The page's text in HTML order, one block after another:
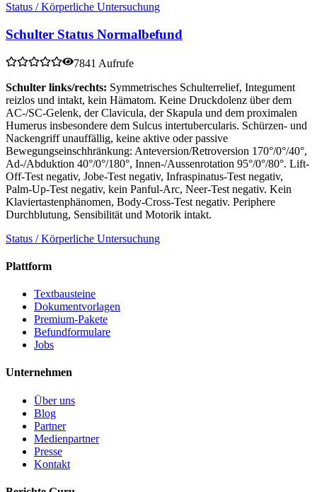
Status / Körperliche Untersuchung
Schulter Status Normalbefund
7841 Aufrufe
Schulter links/rechts: Symmetrisches Schulterrelief, Integument
reizlos und intakt, kein Hämatom. Keine Druckdolenz über dem
AC-/SC-Gelenk, der Clavicula, der Skapula und dem proximalen
Humerus insbesondere dem Sulcus intertubercularis. Schürzen- und
Nackengriff unauffällig, keine aktive oder passive
Bewegungseinschhränkung: Anteversion/Retroversion 170°/0°/40°,
Ad-/Abduktion 40°/0°/180°, Innen-/Aussenrotation 95°/0°/80°. Lift-
Off-Test negativ, Jobe-Test negativ, Infraspinatus-Test negativ,
Palm-Up-Test negativ, kein Panful-Arc, Neer-Test negativ. Kein
Klaviertastenphänomen, Body-Cross-Test negativ. Periphere
Durchblutung, Sensibilität und Motorik intakt.
Status / Körperliche Untersuchung
Plattform
Textbausteine
Dokumentvorlagen
Premium-Pakete
Befundformulare
Jobs
Unternehmen
Über uns
Blog
Partner
Medienpartner
Presse
Kontakt